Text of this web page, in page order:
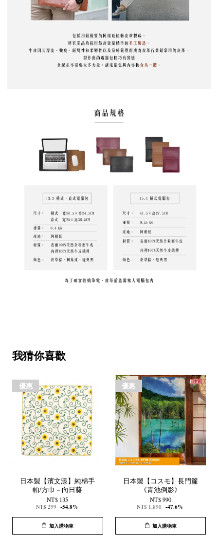
我猜你喜歡
優惠
日本製【濱文漾】純棉手
帕/方巾－向日葵
NT$ 135
NT$ 299 -54.8%
加入購物車
優惠
日本製【コスモ】長門簾
《青池倒影》
NT$ 990
NT$ 1,890 -47.6%
加入購物車